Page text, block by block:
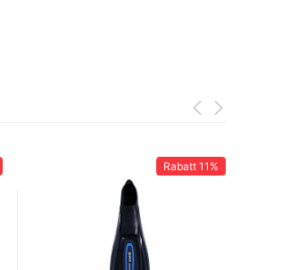
Rabatt 11%